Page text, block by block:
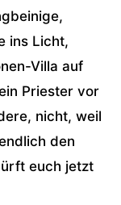
ins Licht,
Villa auf
Priester vor
nicht, weil
den
euch jetzt